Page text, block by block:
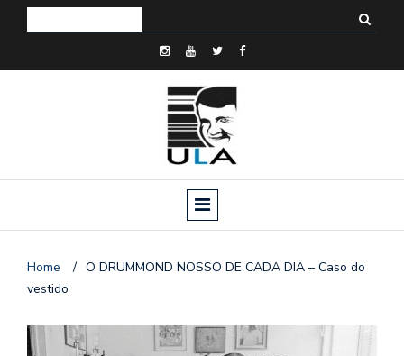
Home / O DRUMMOND NOSSO DE CADA DIA – Caso do
vestido